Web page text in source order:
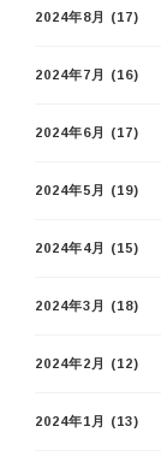
2024年8月 (17)
2024年7月 (16)
2024年6月 (17)
2024年5月 (19)
2024年4月 (15)
2024年3月 (18)
2024年2月 (12)
2024年1月 (13)